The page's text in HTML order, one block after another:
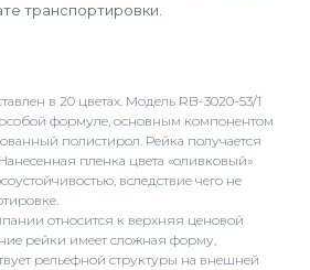
транспортировки.
в 20 цветах. Модель RB-3020-53/1
формуле, основным компонентом
полистирол. Рейка получается
пленка цвета «оливковый»
вследствие чего не
относится к верхняя ценовой
рейки имеет сложная форму,
рельефной структуры на внешней